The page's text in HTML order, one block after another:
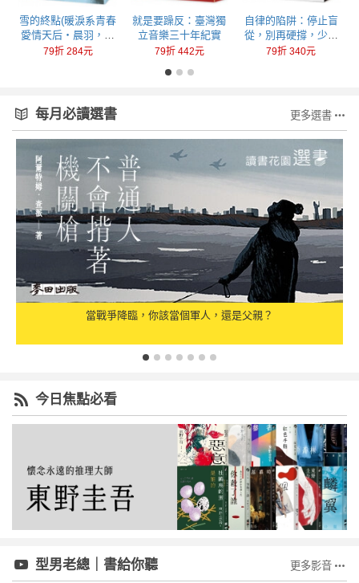
雪的終點(暖淚系青春
愛情天后‧晨羽，全
新加筆黑暗純愛系列
79折 284元
就是要躁反：臺灣獨
立音樂三十年紀實
79折 442元
自律的陷阱：停止盲
從，別再硬撐，少做
一點，成就更多
79折 340元
每月必讀選書 更多選書
當戰爭降臨，你該當個軍人，還是父親？
今日焦點必看
型男老總｜書給你聽 更多影音